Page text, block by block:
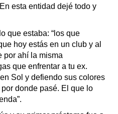
esta entidad dejé todo y
que estaba: “los que
hoy estás en un club y al
por ahí la misma
que enfrentar a tu ex.
Sol y defiendo sus colores
donde pasé. El que lo